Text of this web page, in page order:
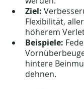
Ziel:
Flexibilität,
höherem
Beispiele:
hintere
dehnen.